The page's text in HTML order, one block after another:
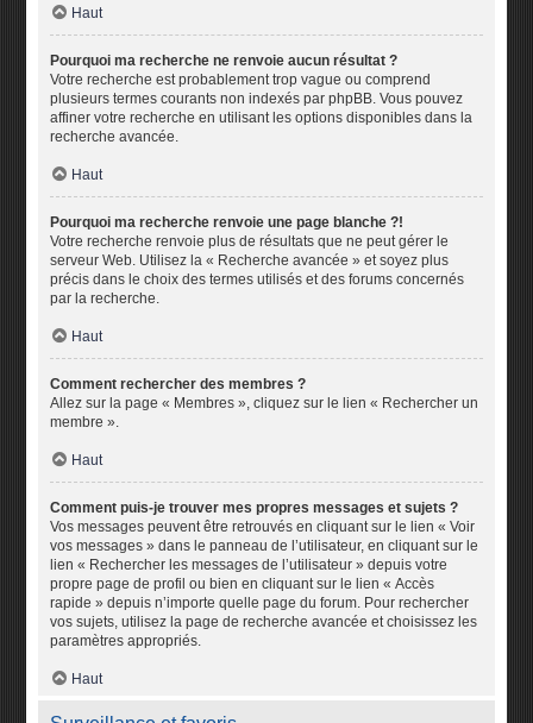
Haut
Pourquoi ma recherche ne renvoie aucun résultat ?
Votre recherche est probablement trop vague ou comprend
plusieurs termes courants non indexés par phpBB. Vous pouvez
affiner votre recherche en utilisant les options disponibles dans la
recherche avancée.
Haut
Pourquoi ma recherche renvoie une page blanche ?!
Votre recherche renvoie plus de résultats que ne peut gérer le
serveur Web. Utilisez la « Recherche avancée » et soyez plus
précis dans le choix des termes utilisés et des forums concernés
par la recherche.
Haut
Comment rechercher des membres ?
Allez sur la page « Membres », cliquez sur le lien « Rechercher un
membre ».
Haut
Comment puis-je trouver mes propres messages et sujets ?
Vos messages peuvent être retrouvés en cliquant sur le lien « Voir
vos messages » dans le panneau de l’utilisateur, en cliquant sur le
lien « Rechercher les messages de l’utilisateur » depuis votre
propre page de profil ou bien en cliquant sur le lien « Accès
rapide » depuis n’importe quelle page du forum. Pour rechercher
vos sujets, utilisez la page de recherche avancée et choisissez les
paramètres appropriés.
Haut